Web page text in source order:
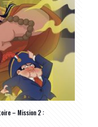
– Mission 2 :